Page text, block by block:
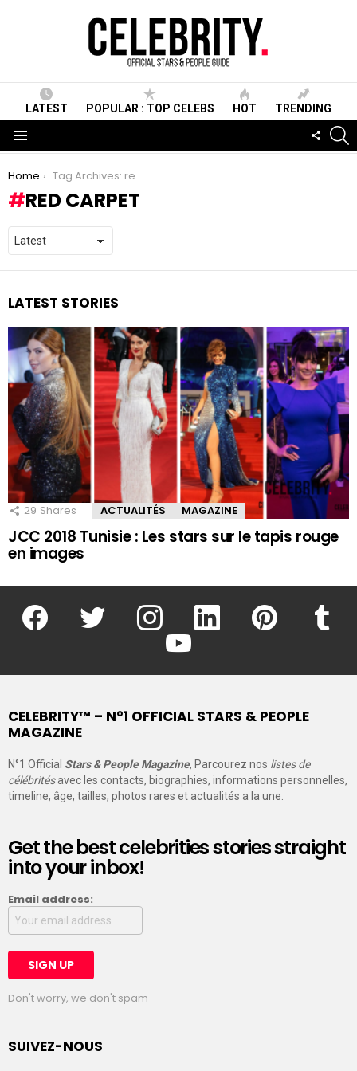
LATEST POPULAR : TOP CELEBS HOT TRENDING
You are here:
Home Tag Archives: red carpet
RED CARPET
LATEST STORIES
29 Shares ACTUALITÉS MAGAZINE
JCC 2018 Tunisie : Les stars sur le tapis rouge
en images
facebook twitter instagram linkedin pinterest
youtube
CELEBRITY™ – N°1 OFFICIAL STARS & PEOPLE
MAGAZINE
N°1 Official Stars & People Magazine, Parcourez nos listes de
célébritésavec les contacts, biographies, informations personnelles,
timeline, âge, tailles, photos rares et actualités a la une.
Get the best celebrities stories straight
into your inbox!
Email address:
Don't worry, we don't spam
SUIVEZ-NOUS